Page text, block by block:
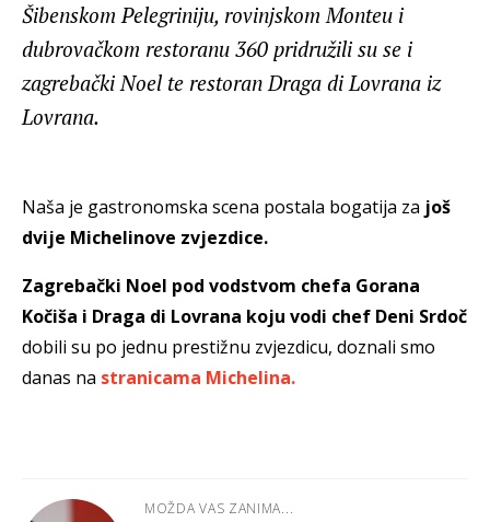
Šibenskom Pelegriniju, rovinjskom Monteu i
dubrovačkom restoranu 360 pridružili su se i
zagrebački Noel te restoran Draga di Lovrana iz
Lovrana.
Naša je gastronomska scena postala bogatija za još
dvije Michelinove zvjezdice.
Zagrebački Noel pod vodstvom chefa Gorana
Kočiša i Draga di Lovrana koju vodi chef Deni Srdoč
dobili su po jednu prestižnu zvjezdicu, doznali smo
danas na stranicama Michelina.
MOŽDA VAS ZANIMA...